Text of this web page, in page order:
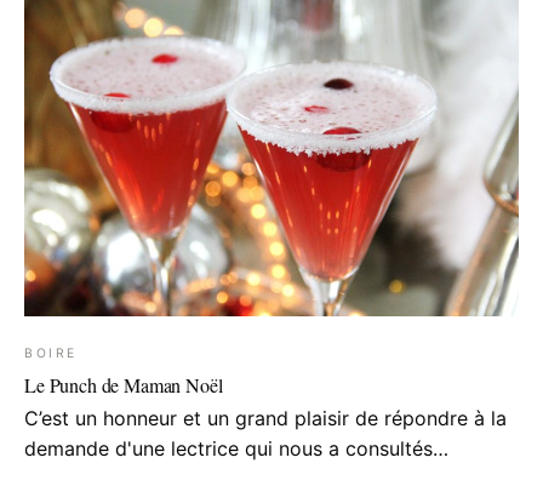
BOIRE
Le Punch de Maman Noël
C’est un honneur et un grand plaisir de répondre à la
demande d'une lectrice qui nous a consultés…